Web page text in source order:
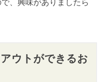
、興味がありましたら
ウトができるお